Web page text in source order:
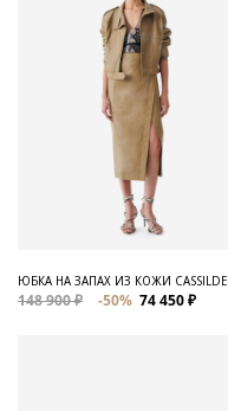
ЮБКА НА ЗАПАХ ИЗ КОЖИ CASSILDE
148 900 ₽ -50% 74 450 ₽